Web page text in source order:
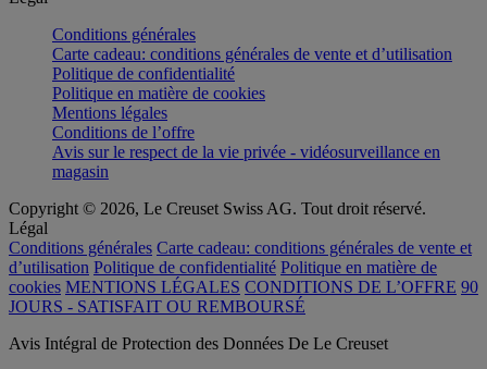
Conditions générales
Carte cadeau: conditions générales de vente et d’utilisation
Politique de confidentialité
Politique en matière de cookies
Mentions légales
Conditions de l’offre
Avis sur le respect de la vie privée - vidéosurveillance en
magasin
Copyright © 2026, Le Creuset Swiss AG. Tout droit réservé.
Légal
Conditions générales Carte cadeau: conditions générales de vente et
d’utilisation Politique de confidentialité Politique en matière de
cookies MENTIONS LÉGALES CONDITIONS DE L’OFFRE 90
JOURS - SATISFAIT OU REMBOURSÉ
Avis Intégral de Protection des Données De Le Creuset